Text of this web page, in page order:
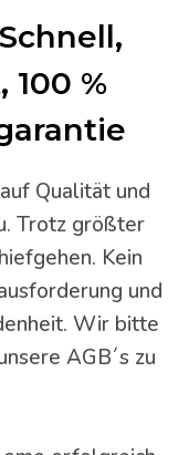
%
Qualität und
Trotz größter
Kein
und
Wir bitte
AGB´s zu